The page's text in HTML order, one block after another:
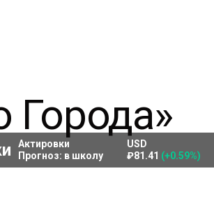
Актировки
Прогноз: в школу
USD
₽81.41 (+0.59%)